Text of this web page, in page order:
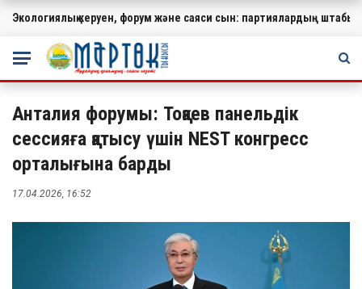
МАҢЫЗДЫ
Экологиялық керуен, форум және саяси сын: партиялардың
Анталия форумы: Тоқаев панельдік
сессияға қатысу үшін NEST конгресс
орталығына барды
17.04.2026, 16:52